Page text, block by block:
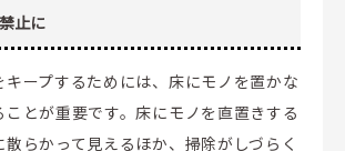
止に
キープするためには、床にモノを置かな
ことが重要です。床にモノを直置きする
散らかって見えるほか、掃除がしづらく